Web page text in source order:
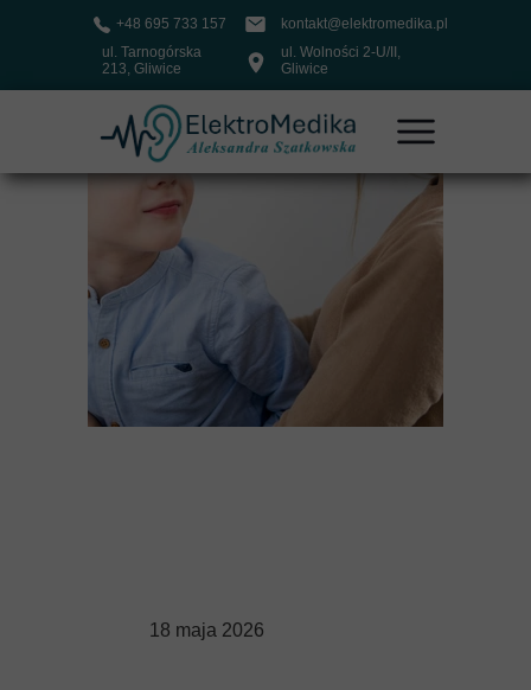
kontakt@elektromedika.pl
+48 695 733 157
ul. Wolności 2-U/II,
Gliwice
ul. Tarnogórska
213, Gliwice
18 maja 2026